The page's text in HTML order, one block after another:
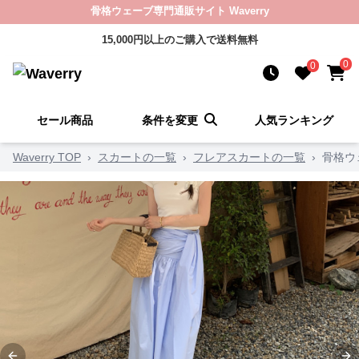
骨格ウェーブ専門通販サイト Waverry
15,000円以上のご購入で送料無料
0 0
セール商品 条件を変更 人気ランキング
Waverry TOP › スカートの一覧 › フレアスカートの一覧 › 骨格ウ